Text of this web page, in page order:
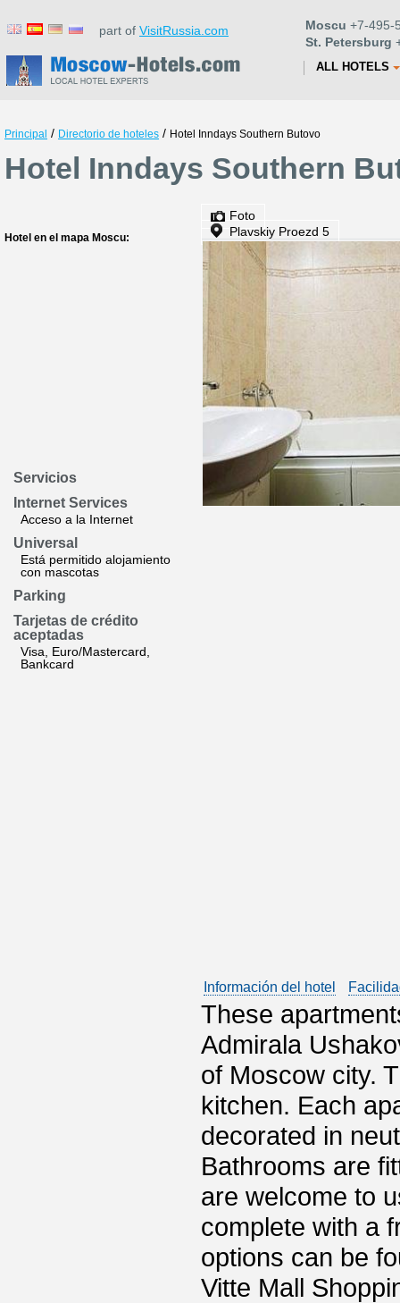
part of VisitRussia.com Moscu +7-495-
St. Petersburg
ALL HOTELS
Principal / Directorio de hoteles / Hotel Inndays Southern Butovo
Hotel Inndays Southern
Hotel en el mapa Moscu:
Servicios
Internet Services
Acceso a la Internet
Universal
Está permitido alojamiento
con mascotas
Parking
Tarjetas de crédito
aceptadas
Visa, Euro/Mastercard,
Bankcard
Foto
Plavskiy Proezd 5
Información del hotel
These
Admirala
of Moscow city.
kitchen. Each
decorated in
Bathrooms are
are welcome to
complete with a
options can be
Vitte Mall